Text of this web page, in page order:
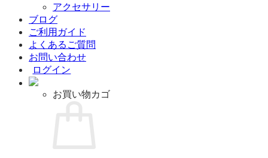
アクセサリー
ブログ
ご利用ガイド
よくあるご質問
お問い合わせ
ログイン
お買い物カゴ